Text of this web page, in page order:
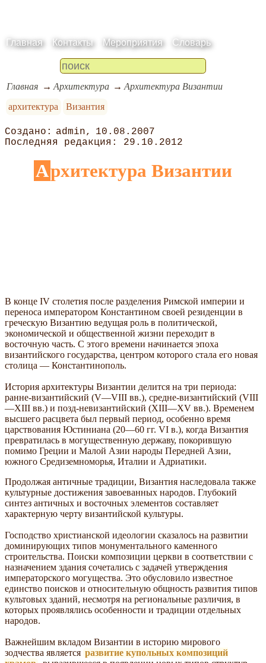
Главная Контакты Мероприятия Словарь
Главная Архитектура
Архитектура Византии
архитектура
Византия
admin
10.08.2007
29.10.2012
Архитектура Византии
В конце IV столетия после разделения Римской империи и
переноса императором Константином своей резиденции в
греческую Византию ведущая роль в политической,
экономической и общественной жизни переходит в
восточную часть. С этого времени начинается эпоха
византийского государства, центром которого стала его новая
столица — Константинополь.
История архитектуры Византии делится на три периода:
ранне-византийский (V—VIII вв.), средне-византийский (VIII
—XIII вв.) и позд-невизантийский (XIII—XV вв.). Временем
высшего расцвета был первый период, особенно время
царствования Юстиниана (20—60 гг. VI в.), когда Византия
превратилась в могущественную державу, покорившую
помимо Греции и Малой Азии народы Передней Азии,
южного Средиземноморья, Италии и Адриатики.
Продолжая античные традиции, Византия наследовала также
культурные достижения завоеванных народов. Глубокий
синтез античных и восточных элементов составляет
характерную черту византийской культуры.
Господство христианской идеологии сказалось на развитии
доминирующих типов монументального каменного
строительства. Поиски композиции церкви в соответствии с
назначением здания сочетались с задачей утверждения
императорского могущества. Это обусловило известное
единство поисков и относительную общность развития типов
культовых зданий, несмотря на региональные различия, в
которых проявлялись особенности и традиции отдельных
народов.
Важнейшим вкладом Византии в историю мирового
зодчества является развитие купольных композиций